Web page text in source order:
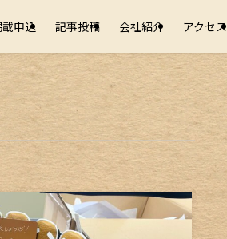
申込 記事投稿 会社紹介 アクセス